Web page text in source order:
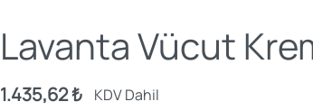
Lavanta Vücut
1.435,62₺ KDV Dahil